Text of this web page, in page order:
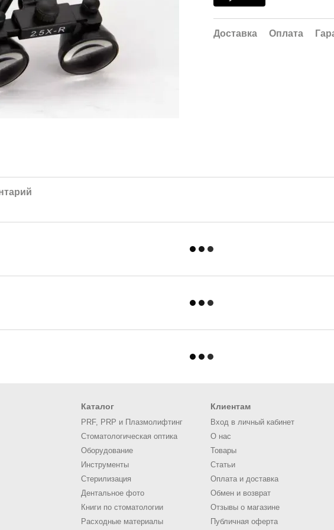
Доставка Оплата
Каталог
PRF, PRP и Плазмолифтинг
Стоматологическая оптика
Оборудование
Инструменты
Стерилизация
Дентальное фото
Книги по стоматологии
Расходные материалы
Клиентам
Вход в личный кабинет
О нас
Товары
Статьи
Оплата и доставка
Обмен и возврат
Отзывы о магазине
Публичная оферта